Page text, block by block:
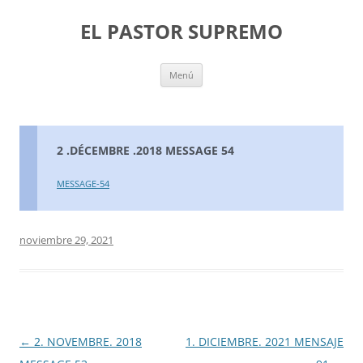
EL PASTOR SUPREMO
Menú
2 .DÉCEMBRE .2018 MESSAGE 54
MESSAGE-54
noviembre 29, 2021
Navegación
← 2. NOVEMBRE. 2018
1. DICIEMBRE. 2021 MENSAJE